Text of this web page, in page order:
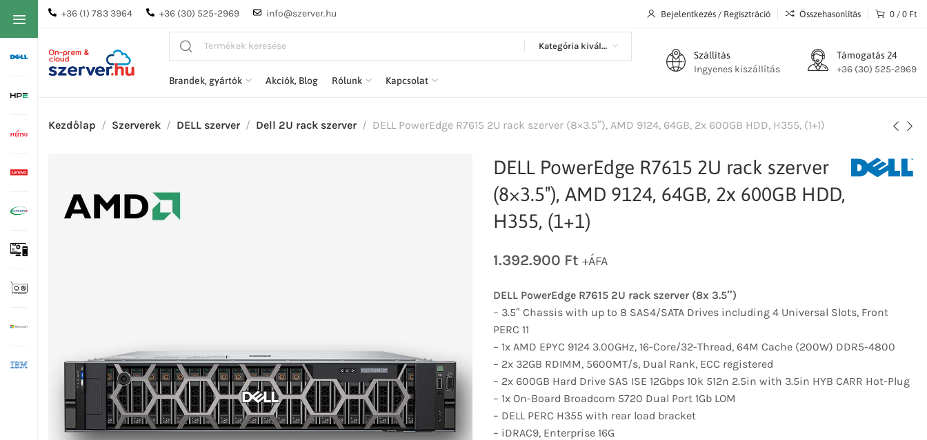
+36 (1) 783 3964 +36 (30) 525-2969 info@szerver.hu Bejelentkezés / Regisztráció Összehasonlítás 0 / 0 Ft
Kategória kiválasztása
Brandek, gyártók Akciók, Blog Rólunk Kapcsolat
Szállítás
Ingyenes kiszállítás
Támogatás 24
+36 (30) 525-2969
Kezdőlap Szerverek DELL szerver Dell 2U rack szerver DELL PowerEdge R7615 2U rack szerver (8×3.5″), AMD 9124, 64GB, 2x 600GB HDD, H355, (1+1)
DELL PowerEdge R7615 2U rack szerver
(8×3.5″), AMD 9124, 64GB, 2x 600GB HDD,
H355, (1+1)
1.392.900 Ft +ÁFA
DELL PowerEdge R7615 2U rack szerver (8x 3.5″)
– 3.5″ Chassis with up to 8 SAS4/SATA Drives including 4 Universal Slots, Front
PERC 11
– 1x AMD EPYC 9124 3.00GHz, 16-Core/32-Thread, 64M Cache (200W) DDR5-4800
– 2x 32GB RDIMM, 5600MT/s, Dual Rank, ECC registered
– 2x 600GB Hard Drive SAS ISE 12Gbps 10k 512n 2.5in with 3.5in HYB CARR Hot-Plug
– 1x On-Board Broadcom 5720 Dual Port 1Gb LOM
– DELL PERC H355 with rear load bracket
– iDRAC9, Enterprise 16G